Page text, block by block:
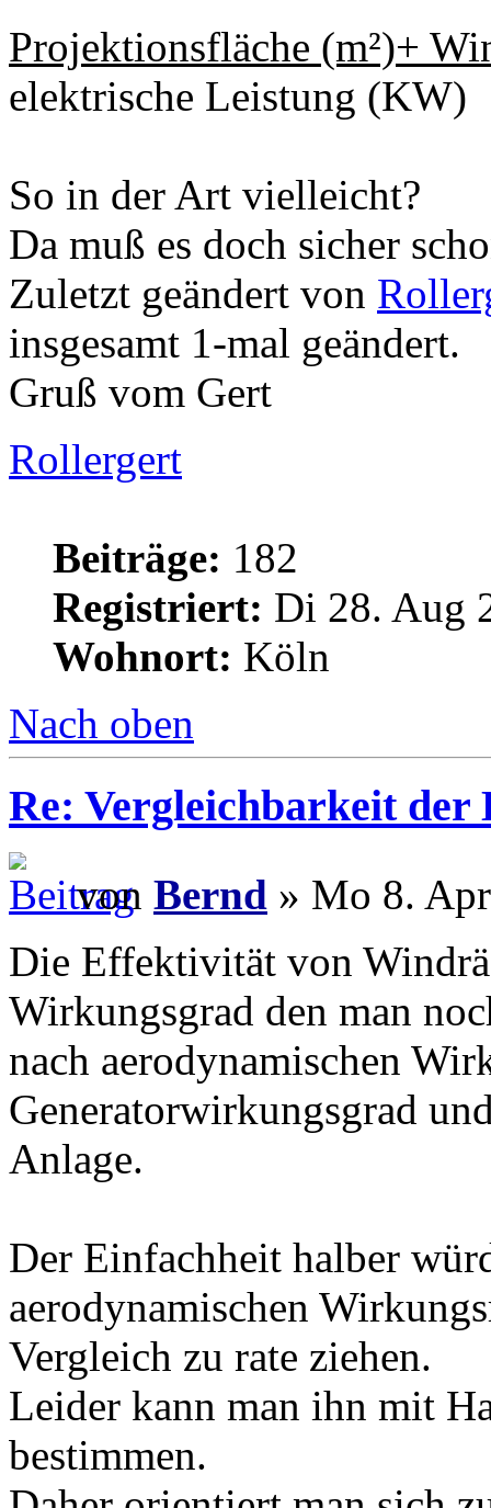
Projektionsfläche (m²)+
elektrische Leistung (KW)
So in der Art vielleicht?
Da muß es doch sicher
Zuletzt geändert von
insgesamt 1-mal geändert.
Gruß vom Gert
Rollergert
Beiträge: 182
Registriert: Di 28. Aug
Wohnort: Köln
Nach oben
Re: Vergleichbarkeit der
von Bernd » Mo 8.
Die Effektivität von
Wirkungsgrad den man
nach aerodynamischen
Generatorwirkungsgrad
Anlage.
Der Einfachheit halber
aerodynamischen
Vergleich zu rate ziehen.
Leider kann man ihn mit
bestimmen.